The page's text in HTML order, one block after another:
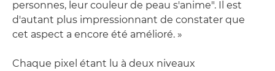
personnes, leur couleur de peau s'anime". Il est
d'autant plus impressionnant de constater que
cet aspect a encore été amélioré. »
Chaque pixel étant lu à deux niveaux